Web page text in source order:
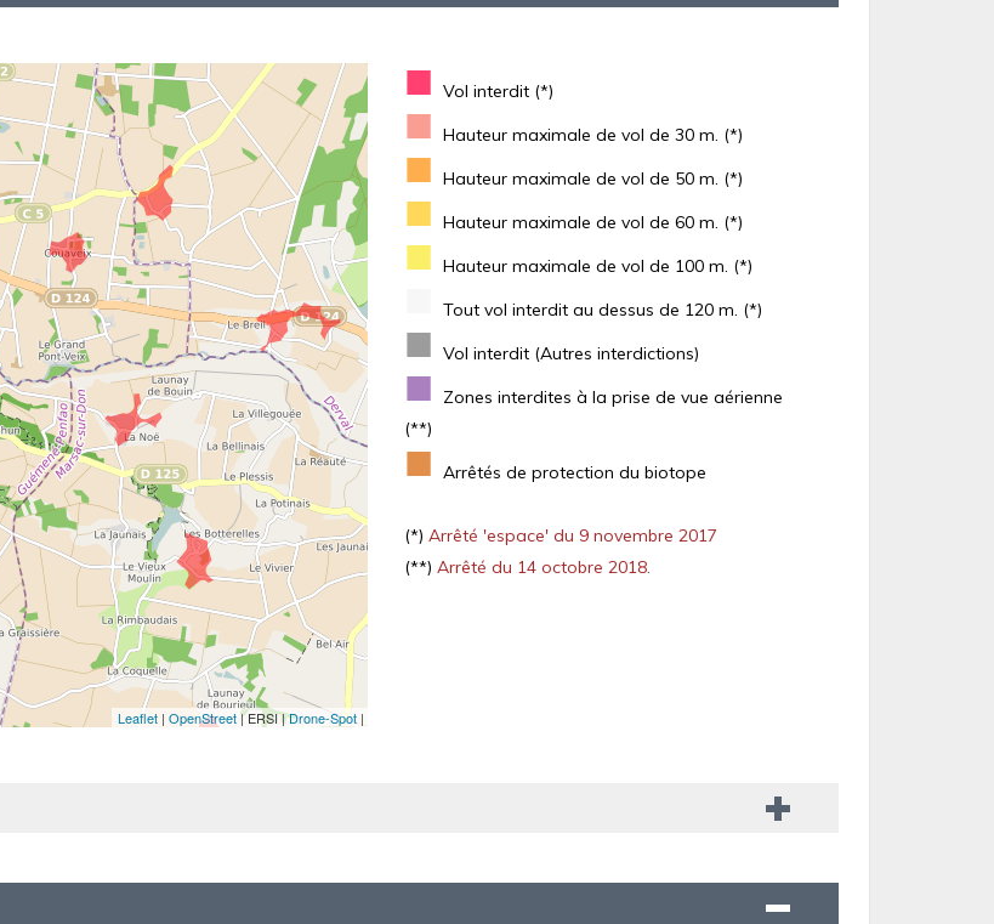
■ Vol interdit (*)
■ Hauteur maximale de vol de 30 m. (*)
■ Hauteur maximale de vol de 50 m. (*)
■ Hauteur maximale de vol de 60 m. (*)
■ Hauteur maximale de vol de 100 m. (*)
Tout vol interdit au dessus de 120 m. (*)
■ Vol interdit (Autres interdictions)
■
Zones interdites à la prise de vue aérienne
(**)
■ Arrêtés de protection du biotope
(*) Arrêté 'espace' du 9 novembre 2017
(**) Arrêté du 14 octobre 2018.